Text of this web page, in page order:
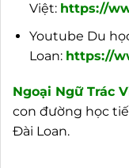
Việt: https://
Youtube Du
Loan: https://
Ngoại Ngữ Trác
con đường học
Đài Loan.